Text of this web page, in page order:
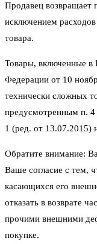
Продавец возвращает
исключением
товара.
Товары, включенные в
Федерации от 10
технически сложных
предусмотренным п.
1 (ред. от 13.07.2015)
Обратите внимание:
Ваше согласие с тем,
касающихся его
отказать в возврате
прочими внешними
покупке.